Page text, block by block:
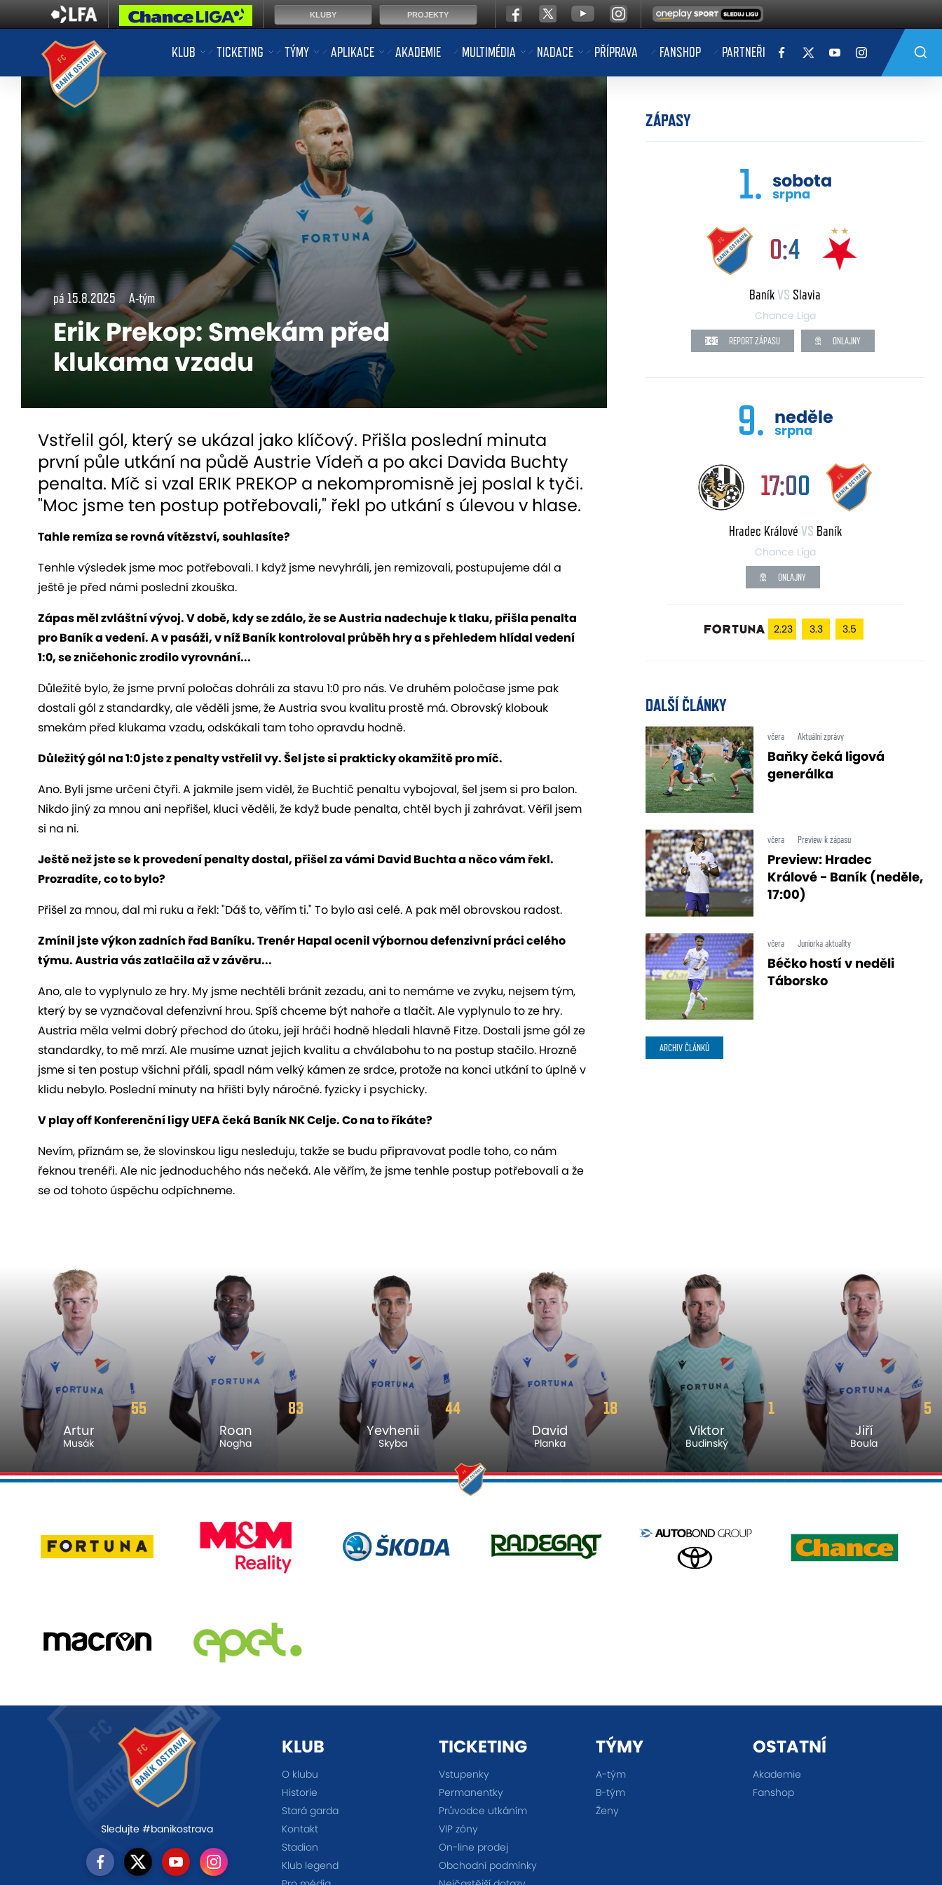
KLUB TICKETING TÝMY APLIKACE AKADEMIE MULTIMÉDIA NADACE PŘÍPRAVA FANSHOP PARTNEŘI
pá 15.8.2025 A-tým
Erik Prekop: Smekám před
klukama vzadu
Vstřelil gól, který se ukázal jako klíčový. Přišla poslední minuta
první půle utkání na půdě Austrie Vídeň a po akci Davida Buchty
penalta. Míč si vzal ERIK PREKOP a nekompromisně jej poslal k tyči.
"Moc jsme ten postup potřebovali," řekl po utkání s úlevou v hlase.
Tahle remíza se rovná vítězství, souhlasíte?
Tenhle výsledek jsme moc potřebovali. I když jsme nevyhráli, jen remizovali, postupujeme dál a
ještě je před námi poslední zkouška.
Zápas měl zvláštní vývoj. V době, kdy se zdálo, že se Austria nadechuje k tlaku, přišla penalta
pro Baník a vedení. A v pasáži, v níž Baník kontroloval průběh hry a s přehledem hlídal vedení
1:0, se zničehonic zrodilo vyrovnání...
Důležité bylo, že jsme první poločas dohráli za stavu 1:0 pro nás. Ve druhém poločase jsme pak
dostali gól z standardky, ale věděli jsme, že Austria svou kvalitu prostě má. Obrovský klobouk
smekám před klukama vzadu, odskákali tam toho opravdu hodně.
Důležitý gól na 1:0 jste z penalty vstřelil vy. Šel jste si prakticky okamžitě pro míč.
Ano. Byli jsme určeni čtyři. A jakmile jsem viděl, že Buchtič penaltu vybojoval, šel jsem si pro balon.
Nikdo jiný za mnou ani nepřišel, kluci věděli, že když bude penalta, chtěl bych ji zahrávat. Věřil jsem
si na ni.
Ještě než jste se k provedení penalty dostal, přišel za vámi David Buchta a něco vám řekl.
Prozradíte, co to bylo?
Přišel za mnou, dal mi ruku a řekl: "Dáš to, věřím ti." To bylo asi celé. A pak měl obrovskou radost.
Zmínil jste výkon zadních řad Baníku. Trenér Hapal ocenil výbornou defenzivní práci celého
týmu. Austria vás zatlačila až v závěru...
Ano, ale to vyplynulo ze hry. My jsme nechtěli bránit zezadu, ani to nemáme ve zvyku, nejsem tým,
který by se vyznačoval defenzivní hrou. Spíš chceme být nahoře a tlačit. Ale vyplynulo to ze hry.
Austria měla velmi dobrý přechod do útoku, její hráči hodně hledali hlavně Fitze. Dostali jsme gól ze
standardky, to mě mrzí. Ale musíme uznat jejich kvalitu a chválabohu to na postup stačilo. Hrozně
jsme si ten postup všichni přáli, spadl nám velký kámen ze srdce, protože na konci utkání to úplně v
klidu nebylo. Poslední minuty na hřišti byly náročné. fyzicky i psychicky.
V play off Konferenční ligy UEFA čeká Baník NK Celje. Co na to říkáte?
Nevím, přiznám se, že slovinskou ligu nesleduju, takže se budu připravovat podle toho, co nám
řeknou trenéři. Ale nic jednoduchého nás nečeká. Ale věřím, že jsme tenhle postup potřebovali a že
se od tohoto úspěchu odpíchneme.
ZÁPASY
1. sobota
srpna
0:4
BaníkVS Slavia
Chance Liga
REPORT ZÁPASU ONLAJNY
9. neděle
srpna
17:00
Hradec Králové VS Baník
Chance Liga
ONLAJNY
2.23 3.3 3.5
DALŠÍ ČLÁNKY
včera Aktuální zprávy
Baňky čeká ligová
generálka
včera Preview k zápasu
Preview: Hradec
Králové - Baník (neděle,
17:00)
včera Juniorka aktuality
Béčko hostí v neděli
Táborsko
ARCHIV ČLÁNKŮ
55
Artur
Musák
83
Roan
Nogha
44
Yevhenii
Skyba
18
David
Planka
1
Viktor
Budinský
5
Jiří
Boula
Sledujte #banikostrava
KLUB
O klubu
Historie
Stará garda
Kontakt
Stadion
Klub legend
TICKETING
Vstupenky
Permanentky
Průvodce utkáním
VIP zóny
On-line prodej
Obchodní podmínky
TÝMY
A-tým
B-tým
Ženy
OSTATNÍ
Akademie
Fanshop
KLUBY PROJEKTY